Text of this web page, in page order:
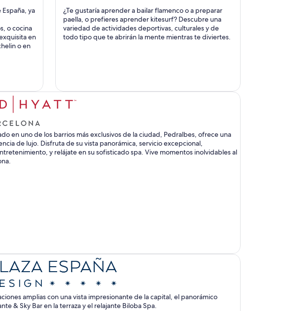
ya
o cocina
en
o en
¿Te gustaría aprender a bailar flamenco o a preparar
paella, o prefieres aprender kitesurf? Descubre una
variedad de actividades deportivas, culturales y de
todo tipo que te abrirán la mente mientras te diviertes.
en uno de los barrios más exclusivos de la ciudad, Pedralbes, ofrece una
de lujo. Disfruta de su vista panorámica, servicio excepcional,
y relájate en su sofisticado spa. Vive momentos inolvidables al
amplias con una vista impresionante de la capital, el panorámico
& Sky Bar en la terraza y el relajante Biloba Spa.